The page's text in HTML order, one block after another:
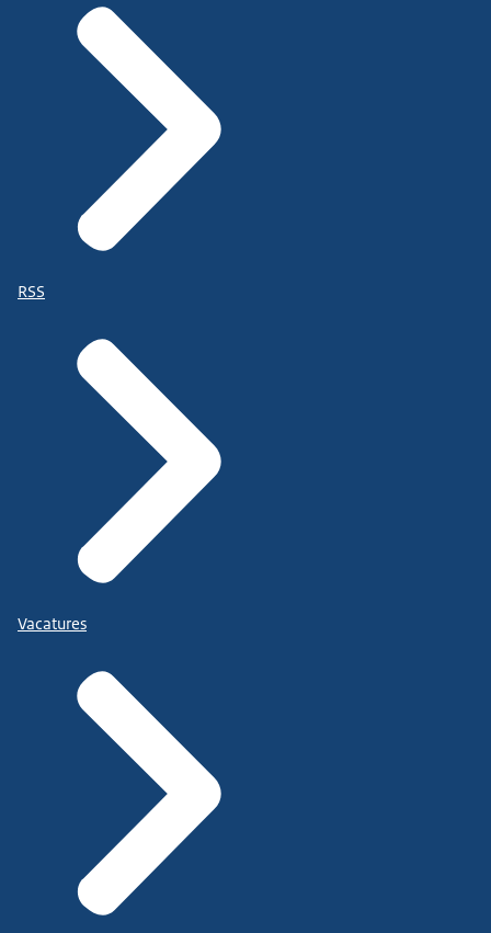
RSS
Vacatures